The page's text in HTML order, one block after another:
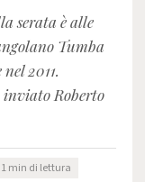
serata è alle
Tumba
2011.
Roberto
1 min di lettura